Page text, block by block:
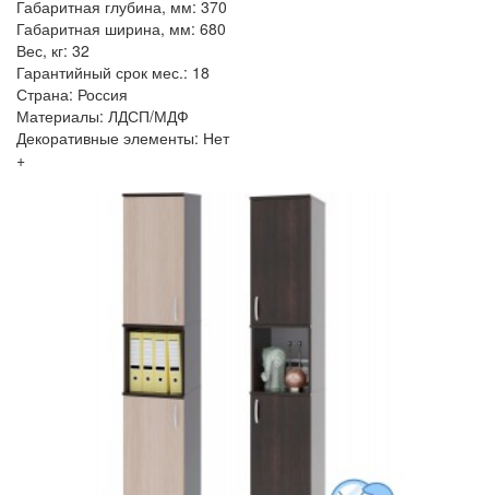
Габаритная глубина, мм: 370
Габаритная ширина, мм: 680
Вес, кг: 32
Гарантийный срок мес.: 18
Страна: Россия
Материалы: ЛДСП/МДФ
Декоративные элементы: Нет
+